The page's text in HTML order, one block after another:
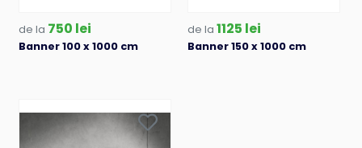
de la 750 lei
Banner 100 x 1000 cm
de la 1125 lei
Banner 150 x 1000 cm